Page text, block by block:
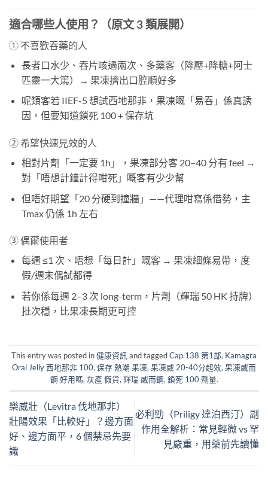
適合哪些人使用？（原文 3 類展開）
① 不喜歡吞藥的人
長者口水少、吞片咳過兩次、多藥客（降壓+降糖+阿士
匹靈一大篤）→ 果凍擠出口腔順好多
呢類客若 IIEF-5 想試西地那非，果凍嘅「易吞」係真誘
因，但要知道鎖死 100 + 保存坑
② 希望快速見效的人
相對片劑「一定要 1h」，果凍部分客 20–40 分有 feel →
對「唔想計鐘計得咁死」嘅客有少少幫
但唔好期望「20 分硬到撞牆」——代理咁寫係借勢，主
Tmax 仍係 1h 左右
③ 偶爾使用者
每週 ≤1 次、唔想「每日計」嘅客 → 果凍細條易帶，度
假/週末偶試都得
若你係每週 2–3 次 long-term，片劑（輝瑞 50 HK 持牌）
批次穩，比果凍長期更可控
This entry was posted in健康資訊and taggedCap.138 第1部, Kamagra
Oral Jelly 西地那非 100,保存 熱潮 果凍,果凍威 20-40分起效,果凍威而
鋼 好用嗎,灰產 假貨,輝瑞 威而鋼,鎖死 100 劑量.
樂威壯（Levitra 伐地那非）
壯陽效果「比較好」？邊方面
好、邊方面平，6 個禁忌先要
識
必利勁（Priligy 達泊西汀）副
作用全解析：常見輕微 vs 罕
見嚴重，用藥前先讀懂